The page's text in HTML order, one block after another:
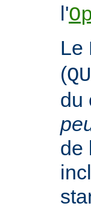
l'
Le
(
du
de